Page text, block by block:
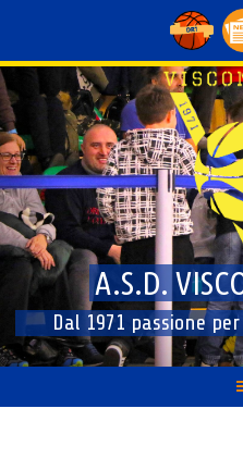
content
A.S.D.
Dal 1971 passione